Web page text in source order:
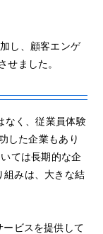
し、顧客エンゲ
せました。
なく、従業員体験
した企業もあり
ては長期的な企
組みは、大きな結
ビスを提供して